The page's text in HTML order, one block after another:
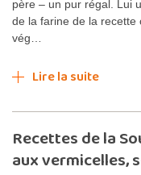
père – un pur régal. Lui
de la farine de la recette
vég…
Lire la suite
Recettes de la
aux vermicelles,